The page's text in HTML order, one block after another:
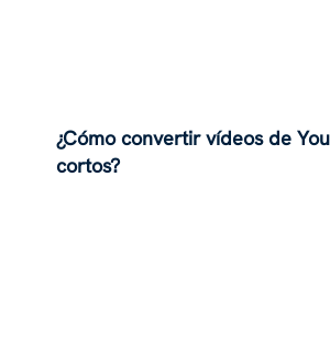
¿Cómo convertir vídeos de
cortos?